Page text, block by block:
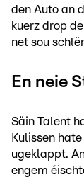
den Auto an
kuerz drop
net sou
En neie
Säin Talent
Kulissen
ugeklappt.
engem